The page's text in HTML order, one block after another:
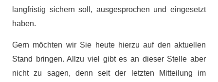
langfristig sichern soll, ausgesprochen und eingesetzt
haben.
Gern möchten wir Sie heute hierzu auf den aktuellen
Stand bringen. Allzu viel gibt es an dieser Stelle aber
nicht zu sagen, denn seit der letzten Mitteilung im